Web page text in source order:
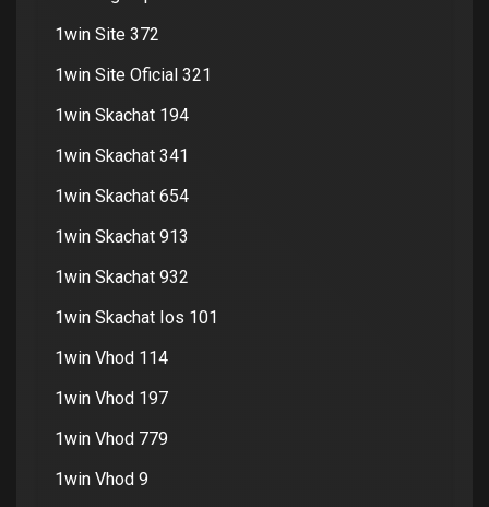
1win Site 372
1win Site Oficial 321
1win Skachat 194
1win Skachat 341
1win Skachat 654
1win Skachat 913
1win Skachat 932
1win Skachat Ios 101
1win Vhod 114
1win Vhod 197
1win Vhod 779
1win Vhod 9